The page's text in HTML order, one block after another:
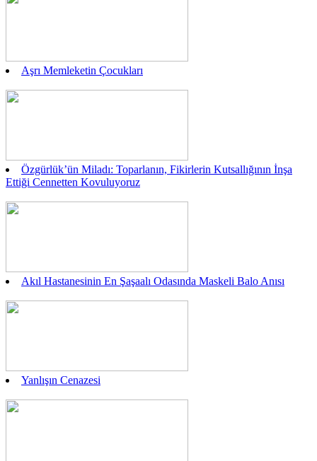
Aşrı Memleketin Çocukları
Özgürlük’ün Miladı: Toparlanın, Fikirlerin Kutsallığının İnşa
Ettiği Cennetten Kovuluyoruz
Akıl Hastanesinin En Şaşaalı Odasında Maskeli Balo Anısı
Yanlışın Cenazesi